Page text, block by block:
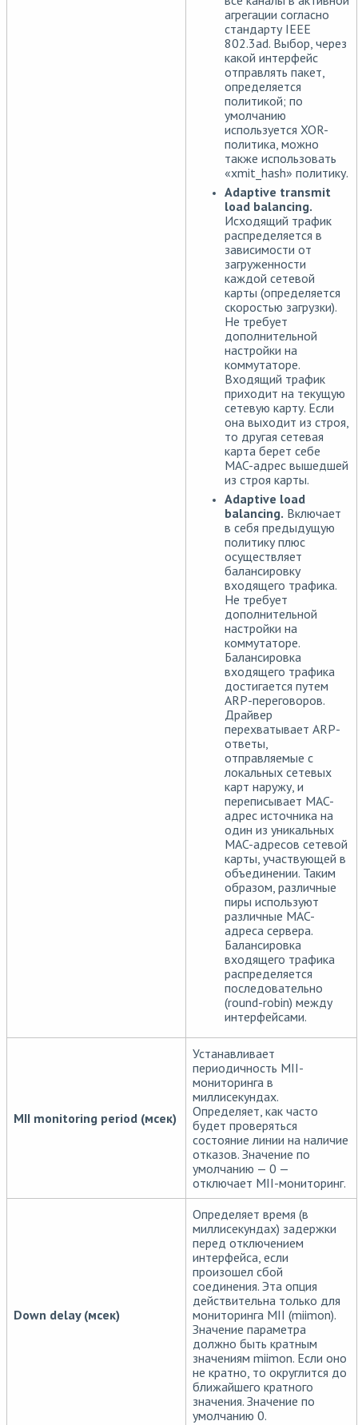
агрегации согласно
стандарту IEEE
802.3ad. Выбор, через
какой интерфейс
отправлять пакет,
определяется
политикой; по
умолчанию
используется XOR-
политика, можно
также использовать
«xmit_hash» политику.
Adaptive transmit
load balancing.
Исходящий трафик
распределяется в
зависимости от
загруженности
каждой сетевой
карты (определяется
скоростью загрузки).
Не требует
дополнительной
настройки на
коммутаторе.
Входящий трафик
приходит на текущую
сетевую карту. Если
она выходит из строя,
то другая сетевая
карта берет себе
MAC-адрес вышедшей
из строя карты.
Adaptive load
balancing. Включает
в себя предыдущую
политику плюс
осуществляет
балансировку
входящего трафика.
Не требует
дополнительной
настройки на
коммутаторе.
Балансировка
входящего трафика
достигается путем
ARP-переговоров.
Драйвер
перехватывает ARP-
ответы,
отправляемые с
локальных сетевых
карт наружу, и
переписывает MAC-
адрес источника на
один из уникальных
MAC-адресов сетевой
карты, участвующей в
объединении. Таким
образом, различные
пиры используют
различные MAC-
адреса сервера.
Балансировка
входящего трафика
распределяется
последовательно
(round-robin) между
интерфейсами.
MII monitoring period (мсек)
Устанавливает
периодичность MII-
мониторинга в
миллисекундах.
Определяет, как часто
будет проверяться
состояние линии на наличие
отказов. Значение по
умолчанию — 0 —
отключает MII-мониторинг.
Down delay (мсек)
Определяет время (в
миллисекундах) задержки
перед отключением
интерфейса, если
произошел сбой
соединения. Эта опция
действительна только для
мониторинга MII (miimon).
Значение параметра
должно быть кратным
значениям miimon. Если оно
не кратно, то округлится до
ближайшего кратного
значения. Значение по
умолчанию 0.